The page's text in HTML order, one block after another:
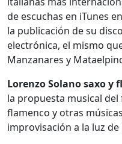
de escuchas en iTunes
la publicación de su disco
electrónica, el mismo
Manzanares y
Lorenzo Solano saxo y
la propuesta musical del
flamenco y otras
improvisación a la luz de